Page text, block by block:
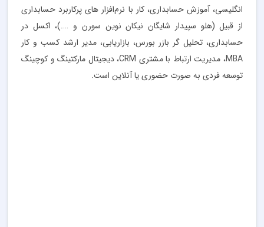
انگلیسی، آموزش حسابداری، کار با نرم‌افزار های پرکاربرد حسابداری
از قبیل (هلو سپیدار شایگان نیکان نوین سورن و ….)، اکسل در
حسابداری، تحلیل گر بازر بورس، بازاریابی، مدیر ارشد کسب و کار
MBA، مدیریت ارتباط با مشتری CRM، دیجیتال مارکتینگ و کوچینگ
توسعه فردی به صورت حضوری یا آنلاین است.